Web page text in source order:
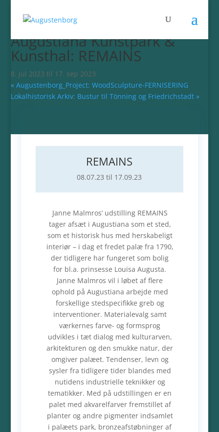
« Alle Begivenheder
Augustiana Kunstpark &
Kunsthal: REMAINS
8. jul 2023 til 17. sep 2023
« Augustenborg_Project: WoodSculpture-FERNISERING
Lokalhistorisk Arkiv: Bustur til Tönning og Friedrichstadt»
REMAINS
08.07.23 til 17.09.23
Janne Malmros’ udstilling REMAINS
tager afsæt i Augustiana som et sted,
som et historisk hus med herskabeligt
interiør – i dag et fredet palæ fra 1790,
der tidligere har fungeret som bolig
for bl.a. prinsesse Louisa Augusta.
Janne Malmros vil i løbet af flere
ophold på Augustiana arbejde med
forskellige stedspecifikke greb og
interventioner. Materialevalg samt
værkernes farve- og formsprog
udvikles i tæt dialog med kulturarven,
arkitekturen og den smukke natur, der
omgiver palæet. Tendenser, levn og
sysler fra tidligere tider blandes med
nutidens industrielle teknikker og
tematikker. Med på udstillingen er en
palet med akvarelfarver fremstillet af
planter og andre pigmenter indsamlet
i palæets park, bronzeafstøbninger af